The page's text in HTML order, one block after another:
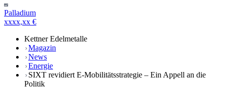
Palladium
xxxx,xx €
Kettner Edelmetalle
Magazin
News
Energie
SIXT revidiert E-Mobilitätsstrategie – Ein Appell an die
Politik